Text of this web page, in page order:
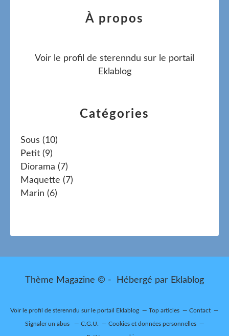
Catégories
Sous (10)
Petit (9)
Diorama (7)
Maquette (7)
Marin (6)
À propos
Voir le profil de sterenndu sur le portail
Eklablog
Thème Magazine © - Hébergé par Eklablog
Voir le profil de sterenndu sur le portail Eklablog Top articles Contact
Signaler un abus C.G.U. Cookies et données personnelles